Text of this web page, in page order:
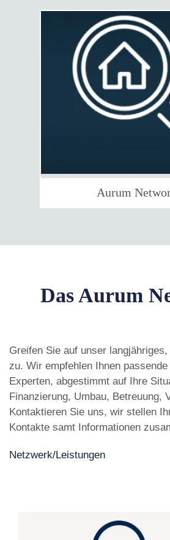
Aurum
Das Aurum
Greifen Sie auf unser
zu. Wir empfehlen Ihnen
Experten, abgestimmt auf Ihre
Finanzierung, Umbau, Betreuung,
Kontaktieren Sie uns, wir stellen
Kontakte samt Informationen
Netzwerk/Leistungen